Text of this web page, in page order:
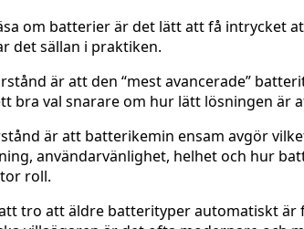
om batterier är det lätt att få intrycket
det sällan i praktiken.
är att den “mest avancerade”
bra val snarare om hur lätt lösningen är
är att batterikemin ensam avgör
användarvänlighet, helhet och hur
roll.
tro att äldre batterityper automatiskt är